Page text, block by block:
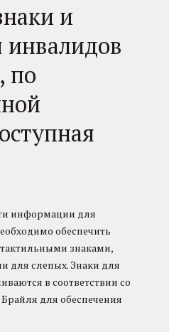
и
инвалидов
по
информации для
обеспечить
знаками,
для слепых. Знаки для
в соответствии со
для обеспечения